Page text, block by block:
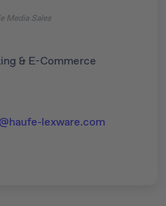
Media Sales
& E-Commerce
lexware.com